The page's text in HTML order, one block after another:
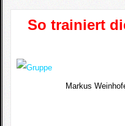
So trainiert
Markus